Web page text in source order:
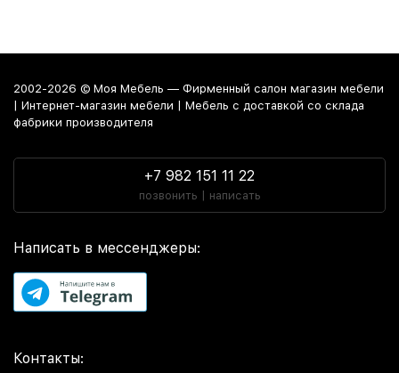
2002-2026 © Моя Мебель — Фирменный салон магазин мебели
| Интернет-магазин мебели | Мебель с доставкой со склада
фабрики производителя
+7 982 151 11 22
позвонить | написать
Написать в мессенджеры:
Контакты: